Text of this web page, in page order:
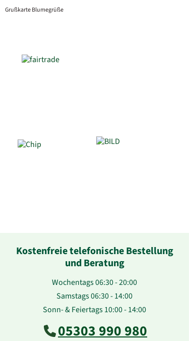
Grußkarte Blumegrüße
Kostenfreie telefonische Bestellung
und Beratung
Wochentags 06:30 - 20:00
Samstags 06:30 - 14:00
Sonn- & Feiertags 10:00 - 14:00
05303 990 980